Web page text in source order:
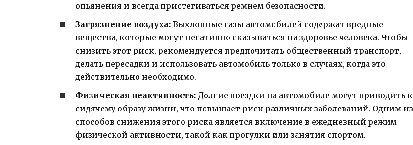
опьянения и всегда пристегиваться ремнем безопасности.
Загрязнение воздуха: Выхлопные газы автомобилей содержат вредные
вещества, которые могут негативно сказываться на здоровье человека. Чтобы
снизить этот риск, рекомендуется предпочитать общественный транспорт,
делать пересадки и использовать автомобиль только в случаях, когда это
действительно необходимо.
Физическая неактивность: Долгие поездки на автомобиле могут приводить к
сидячему образу жизни, что повышает риск различных заболеваний. Одним из
способов снижения этого риска является включение в ежедневный режим
физической активности, такой как прогулки или занятия спортом.